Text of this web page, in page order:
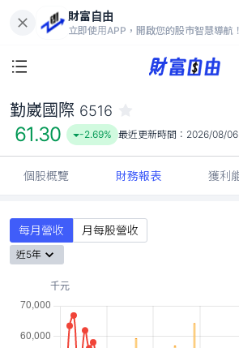
財富自由
立即使用APP，開啟您的股市智慧導航！
61.30
-2.69%
勤崴國際 6516
61.30 -2.69% 最近更新時間： 2026/08/
個股概覽 財務報表 獲利
每月營收 月每股營收
近5年